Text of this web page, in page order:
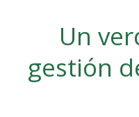
Un
gestión